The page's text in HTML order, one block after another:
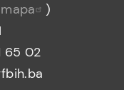
mapa
)
65 02